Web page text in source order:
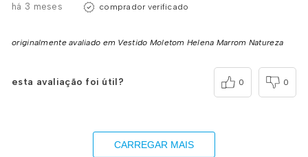
há 3 meses comprador verificado
originalmente avaliado em Vestido Moletom Helena Marrom Natureza
esta avaliação foi útil? 0 0
CARREGAR MAIS